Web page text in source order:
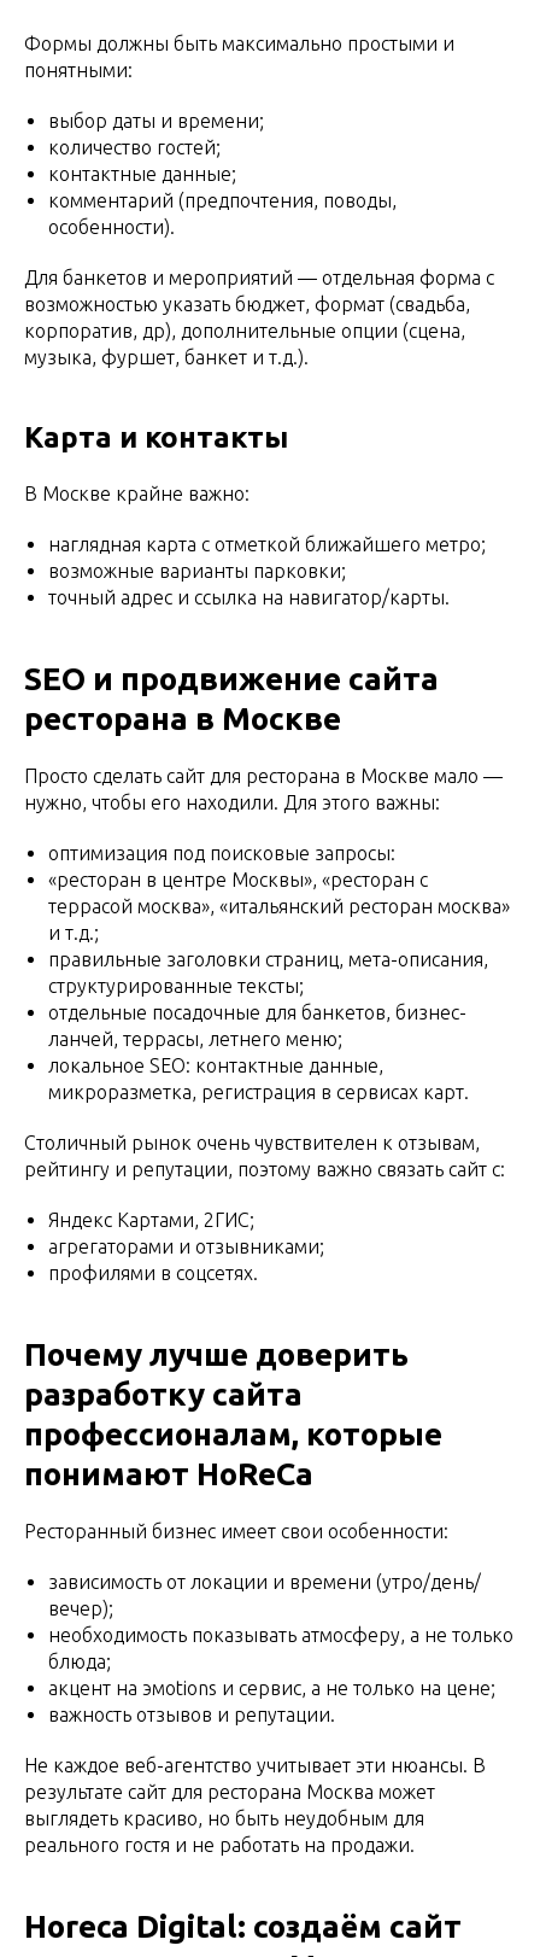
Формы должны быть максимально простыми и
понятными:
выбор даты и времени;
количество гостей;
контактные данные;
комментарий (предпочтения, поводы,
особенности).
Для банкетов и мероприятий — отдельная форма с
возможностью указать бюджет, формат (свадьба,
корпоратив, др), дополнительные опции (сцена,
музыка, фуршет, банкет и т.д.).
Карта и контакты
В Москве крайне важно:
наглядная карта с отметкой ближайшего метро;
возможные варианты парковки;
точный адрес и ссылка на навигатор/карты.
SEO и продвижение сайта
ресторана в Москве
Просто сделать сайт для ресторана в Москве мало —
нужно, чтобы его находили. Для этого важны:
оптимизация под поисковые запросы:
«ресторан в центре Москвы», «ресторан с
террасой москва», «итальянский ресторан москва»
и т.д.;
правильные заголовки страниц, мета-описания,
структурированные тексты;
отдельные посадочные для банкетов, бизнес-
ланчей, террасы, летнего меню;
локальное SEO: контактные данные,
микроразметка, регистрация в сервисах карт.
Столичный рынок очень чувствителен к отзывам,
рейтингу и репутации, поэтому важно связать сайт с:
Яндекс Картами, 2ГИС;
агрегаторами и отзывниками;
профилями в соцсетях.
Почему лучше доверить
разработку сайта
профессионалам, которые
понимают HoReCa
Ресторанный бизнес имеет свои особенности:
зависимость от локации и времени (утро/день/
вечер);
необходимость показывать атмосферу, а не только
блюда;
акцент на эмotions и сервис, а не только на цене;
важность отзывов и репутации.
Не каждое веб-агентство учитывает эти нюансы. В
результате сайт для ресторана Москва может
выглядеть красиво, но быть неудобным для
реального гостя и не работать на продажи.
Horeca Digital: создаём сайт